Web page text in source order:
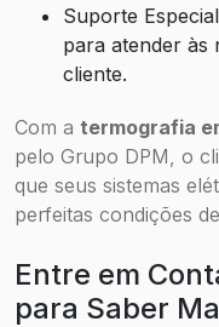
Suporte Especializado: Equipe técnica capacitada
para atender às
cliente.
Com a termografia
pelo Grupo DPM, o
que seus sistemas
perfeitas condições
Entre em
para Saber